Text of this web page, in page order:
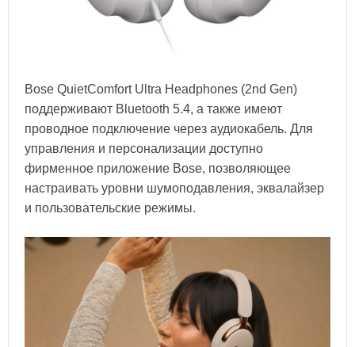
Bose QuietComfort Ultra Headphones (2nd Gen)
поддерживают Bluetooth 5.4, а также имеют
проводное подключение через аудиокабель. Для
управления и персонализации доступно
фирменное приложение Bose, позволяющее
настраивать уровни шумоподавления, эквалайзер
и пользовательские режимы.